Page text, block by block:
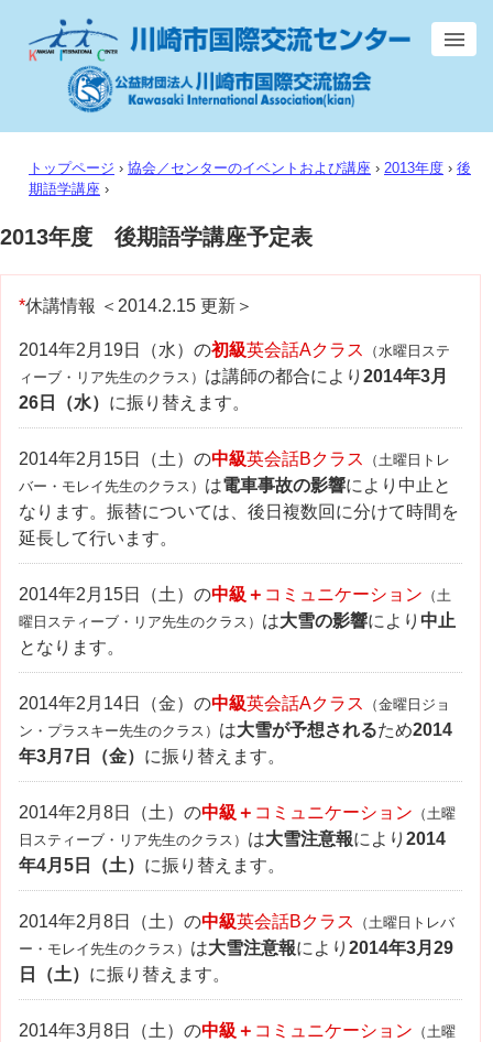
トップページ › 協会／センターのイベントおよび講座 › 2013年度 › 後
期語学講座 ›
2013年度 後期語学講座予定表
*休講情報 ＜2014.2.15 更新＞
2014年2月19日（水）の初級英会話Aクラス
（水曜日ステ
ィーブ・リア先生のクラス） は講師の都合により 2014年3月
26日（水） に振り替えます。
2014年2月15日（土）の中級英会話Bクラス
（土曜日トレ
バー・モレイ先生のクラス） は電車事故の影響により中止と
なります。振替については、後日複数回に分けて時間を
延長して行います。
2014年2月15日（土）の中級＋ コミュニケーション （土
曜日スティーブ・リア先生のクラス） は大雪の影響により 中止
となります。
2014年2月14日（金）の中級英会話Aクラス
（金曜日ジョ
ン・プラスキー先生のクラス） は大雪が予想されるため2014
年3月7日（金） に振り替えます。
2014年2月8日（土）の中級＋ コミュニケーション （土曜
日スティーブ・リア先生のクラス） は大雪注意報により 2014
年4月5日（土） に振り替えます。
2014年2月8日（土）の中級英会話Bクラス
（土曜日トレバ
ー・モレイ先生のクラス） は大雪注意報により 2014年3月29
日（土） に振り替えます。
2014年3月8日（土）の中級＋ コミュニケーション （土曜